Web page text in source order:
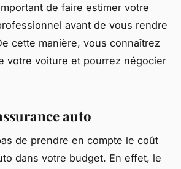
de faire estimer votre
avant de vous rendre
cette manière, vous connaîtrez
votre voiture et pourrez négocier
auto
de prendre en compte le coût
dans votre budget. En effet, le